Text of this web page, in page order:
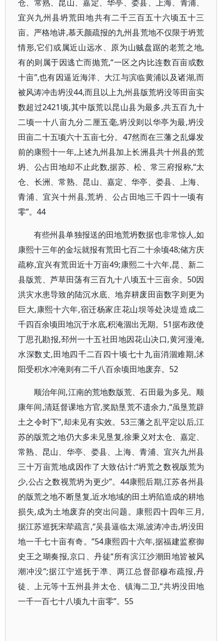
仓、常熟、昆山、嘉定、华亭、娄县、上海、青浦、
宜兴九州县坍荒田地共有二千三百五十六顷五十三
亩。严格地讲,慕天颜疏报的九州县荒地不仅限于坍荒
情形,它们或属近山远水、原为山贼盘踞的老荒之地,
有的则属于因逃亡而抛荒,“一区之内比连数百亩或数
十亩”,也有因逼近海洋、大江与滨临黄浦以及诸湖,而
被风涛冲击坍没44,而且以上九州县版荒坍没等田亩实
数超过2421顷,其中版荒以昆山县为最多,共五百九十
二顷一十八亩九分二厘五毫,坍没则以华亭为最,坍没
田亩二十五顷六十五亩七分。47然而在三藩之乱爆发
前的康熙十一年,上述九州县加上长洲县共十州县的荒
坍、公占田地却不止此数,据苏、松、常三府报称,“太
仓、长洲、常熟、昆山、嘉定、华亭、娄县、上海、
青浦、宜兴十州县,荒坍、公占田地三千四十一顷有
零”。44
有些州县单独报送的田地荒坍数据也非常惊人,如
康熙十三年的金坛就报有荒田七百二十余顷48;储方庆
疏称,宜兴有荒田近十万亩49;康熙二十六年,昆、新二
县版荒、芦草田荡有三百九十八顷五十三亩余。50因
洪灾水患导致的陆沉水底、地弃耕废田亩数字则更为
巨大,康熙十六年,宿迁杨家庄花山坝等处决堤造成二
千四百余顷田地沉于水底,积淹涸出无期。51据布政使
丁思孔勘报,邳州一十五社田地因花山决口,黄河漫淹,
水深数丈,田地四千二百四十顷七十九亩消涸难期,沭
阳受积水冲淹则有二千八百余顷田地废弃。52
顺治年间,江南的荒地数版荒、石田最为多见。顺
康年间,清廷督课地方官,奖励垦荒不遗余力,“虽垦荒辟
土之令时下”,却未见有实效。53三藩之乱平定以后,江
苏的版荒之地仍大多未见垦复,徐秉义对太仓、嘉定、
常熟、昆山、华亭、娄县、上海、青浦、宜兴九州县
三十万亩荒地成因作了大致估计:“坍荒之数视版荒为
少,公占之数视荒坍为更少”。44康熙后期,江苏各州县
的版荒之地不断垦复,近水地域的田土坍陷造成的耕地
损失,成为土地废弃的突出问题。康熙四十四年三月,
据江苏巡抚宋荦疏言,“吴县逼临太湖,波涛冲击,坍没田
地一千七十亩有奇。”54康熙四十六年,据福建监察御
史王之瑚奏报,京口、丹徒“所有滨江沙潮田地皆被风
潮冲没”;据江宁巡抚于凖、两江总督邵穆布疏报,丹
徒、上元等十五州县并太仓、镇海二卫,“共坍没田地
一千一百七十八顷九十亩零”。55